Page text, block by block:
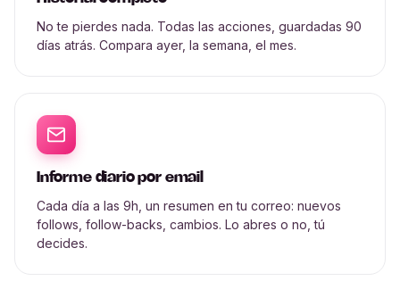
No te pierdes nada. Todas las acciones, guardadas 90
días atrás. Compara ayer, la semana, el mes.
Informe diario por email
Cada día a las 9h, un resumen en tu correo: nuevos
follows, follow-backs, cambios. Lo abres o no, tú
decides.